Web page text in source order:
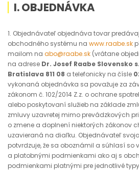
I. OBJEDNÁVKA
1. Objednávateľ objednáva tovar
obchodného systému na www.raabe.sk
mailom na abo@raabe.sk (vrátane
na adrese Dr. Josef Raabe Slovensko
Bratislava 811 08 a telefonicky na čísle
vykonaná objednávka sa považuje za
zákonom č. 102/2014 Z.z. o ochrane
alebo poskytovaní služieb na základe
zmluvy uzavretej mimo prevádzkových
o zmene a doplnení niektorých zákonov
uzavieraná na diaľku. Objednávateľ
potvrdzuje, že sa oboznámil a súhlasí
a platobnými podmienkami ako aj s
podmienkami platnými pre jednotlivé